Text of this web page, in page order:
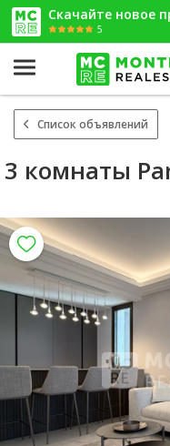
Скачайте новое
5
Список объявлений
3 комнаты